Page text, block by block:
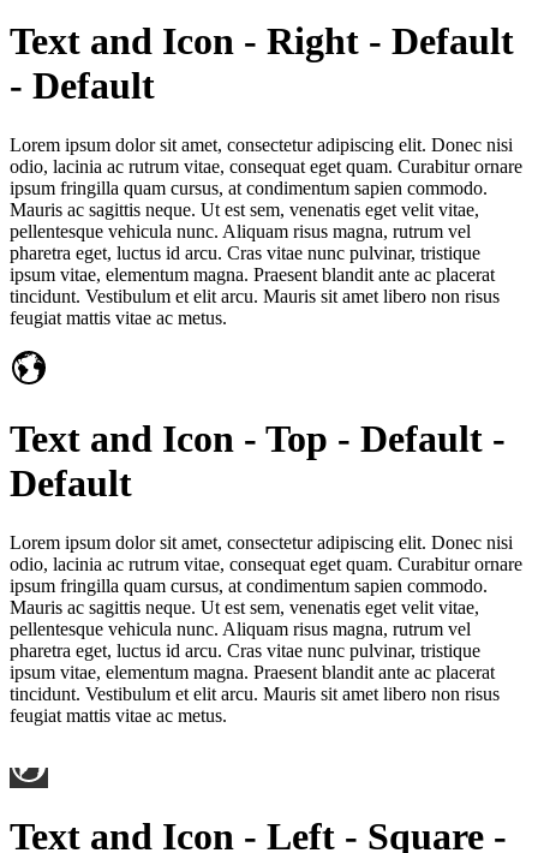
Text and Icon - Right - Default
- Default
Lorem ipsum dolor sit amet, consectetur adipiscing elit. Donec nisi
odio, lacinia ac rutrum vitae, consequat eget quam. Curabitur ornare
ipsum fringilla quam cursus, at condimentum sapien commodo.
Mauris ac sagittis neque. Ut est sem, venenatis eget velit vitae,
pellentesque vehicula nunc. Aliquam risus magna, rutrum vel
pharetra eget, luctus id arcu. Cras vitae nunc pulvinar, tristique
ipsum vitae, elementum magna. Praesent blandit ante ac placerat
tincidunt. Vestibulum et elit arcu. Mauris sit amet libero non risus
feugiat mattis vitae ac metus.
Text and Icon - Top - Default -
Default
Lorem ipsum dolor sit amet, consectetur adipiscing elit. Donec nisi
odio, lacinia ac rutrum vitae, consequat eget quam. Curabitur ornare
ipsum fringilla quam cursus, at condimentum sapien commodo.
Mauris ac sagittis neque. Ut est sem, venenatis eget velit vitae,
pellentesque vehicula nunc. Aliquam risus magna, rutrum vel
pharetra eget, luctus id arcu. Cras vitae nunc pulvinar, tristique
ipsum vitae, elementum magna. Praesent blandit ante ac placerat
tincidunt. Vestibulum et elit arcu. Mauris sit amet libero non risus
feugiat mattis vitae ac metus.
Text and Icon - Left - Square -